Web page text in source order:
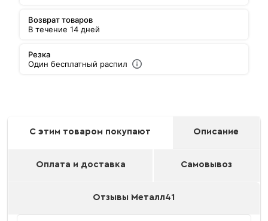
Возврат товаров
В течение 14 дней
Резка
Один бесплатный распил
С этим товаром покупают Описание
Оплата и доставка Самовывоз
Отзывы Металл41